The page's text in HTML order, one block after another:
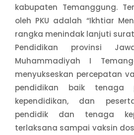
kabupaten Temanggung.
oleh PKU adalah “Ikhtiar
rangka menindak lanjuti
Pendidikan provinsi
Muhammadiyah I
menyukseskan percepatan
pendidikan baik tenaga
kependidikan, dan
pendidik dan tenaga
terlaksana sampai vaksin